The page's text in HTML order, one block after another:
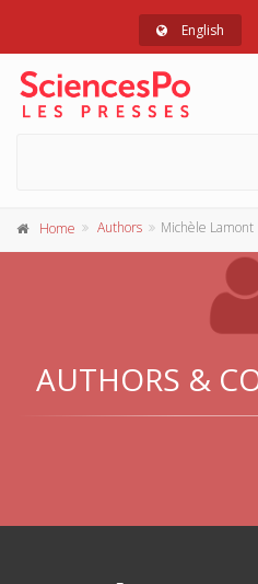
English
Home Authors Michèle Lamont
AUTHORS &